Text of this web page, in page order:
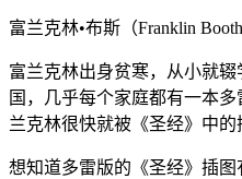
富兰克林•布斯（Franklin
富兰克林出身贫寒，从小就
国，几乎每个家庭都有一本
兰克林很快就被《圣经》中的
想知道多雷版的《圣经》插图